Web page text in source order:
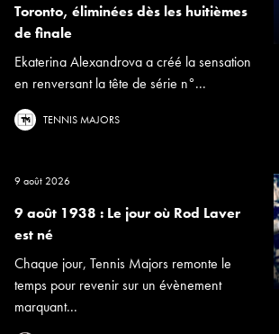
Toronto, éliminées dès les huitièmes
de finale
Ekaterina Alexandrova a créé la sensation
en renversant la tête de série n°...
TENNIS MAJORS
9 août 2026
9 août 1938 : Le jour où Rod Laver
est né
Chaque jour, Tennis Majors remonte le
temps pour revenir sur un évènement
marquant...